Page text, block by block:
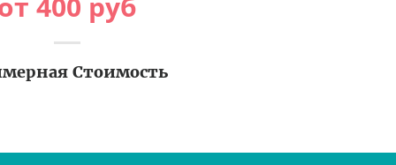
Стоимость